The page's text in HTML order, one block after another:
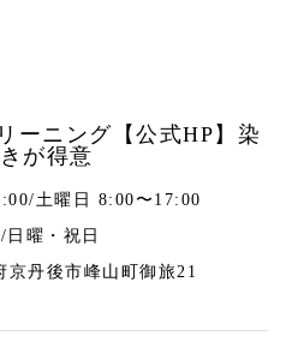
ーニング【公式HP】染
が得意
土曜日 8:00〜17:00
日曜・祝日
京丹後市峰山町御旅21